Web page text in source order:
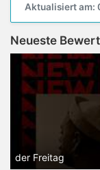
Aktualisiert am:
Neueste
der Freitag